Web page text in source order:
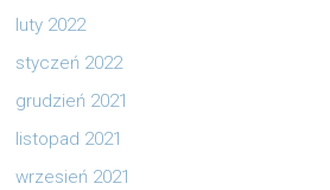
luty 2022
styczeń 2022
grudzień 2021
listopad 2021
wrzesień 2021